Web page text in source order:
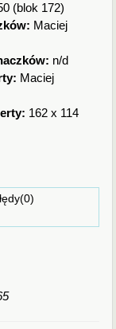
(blok 172)
Maciej
n/d
Maciej
162 x 114